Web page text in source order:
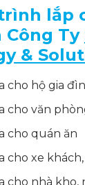
lắp
Ty
&
cho hộ gia
cho văn
cho quán ăn
cho xe
cho nhà kho,